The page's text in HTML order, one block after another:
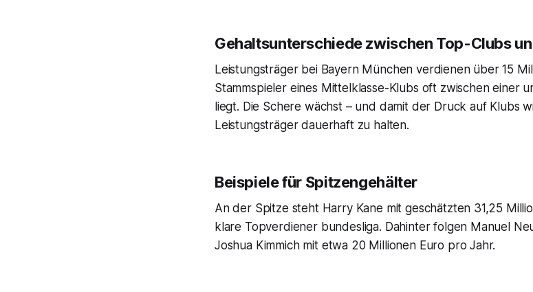
Gehaltsunterschiede zwischen Top-Clubs
Leistungsträger bei Bayern München verdienen über 15
Stammspieler eines Mittelklasse-Klubs oft zwischen einer
liegt. Die Schere wächst – und damit der Druck auf Klubs
Leistungsträger dauerhaft zu halten.
Beispiele für Spitzengehälter
An der Spitze steht Harry Kane mit geschätzten 31,25
klare Topverdiener bundesliga. Dahinter folgen Manuel
Joshua Kimmich mit etwa 20 Millionen Euro pro Jahr.